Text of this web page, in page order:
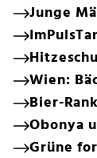
Junge
Wien:
Bier-
Obonya
Grüne